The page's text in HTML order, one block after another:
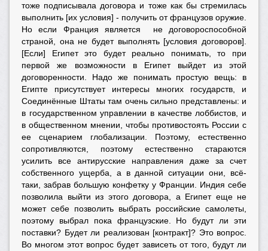
тоже подписывала договора и тоже как бы стремилась
выполнить [их условия] - получить от французов оружие.
Но если Франция является не договороспособной
страной, она не будет выполнять [условия договоров].
[Если] Египет это будет реально понимать, то при
первой же возможности в Египет выйдет из этой
договоренности. Надо же понимать простую вещь: в
Египте присутствует интересы многих государств, и
Соединённые Штаты там очень сильно представлены: и
в государственном управлении в качестве лоббистов, и
в общественном мнении, чтобы противостоять России с
ее сценарием глобализации. Поэтому, естественно
сопротивляются, поэтому естественно стараются
усилить все антирусские направления даже за счет
собственного ущерба, а в данной ситуации они, всё-
таки, забрав большую конфетку у Франции. Индия себе
позволила выйти из этого договора, а Египет еще не
может себе позволить выбрать российские самолеты,
поэтому выбрал пока французские. Но будут ли эти
поставки? Будет ли реализован [контракт]? Это вопрос.
Во многом этот вопрос будет зависеть от того, будут ли